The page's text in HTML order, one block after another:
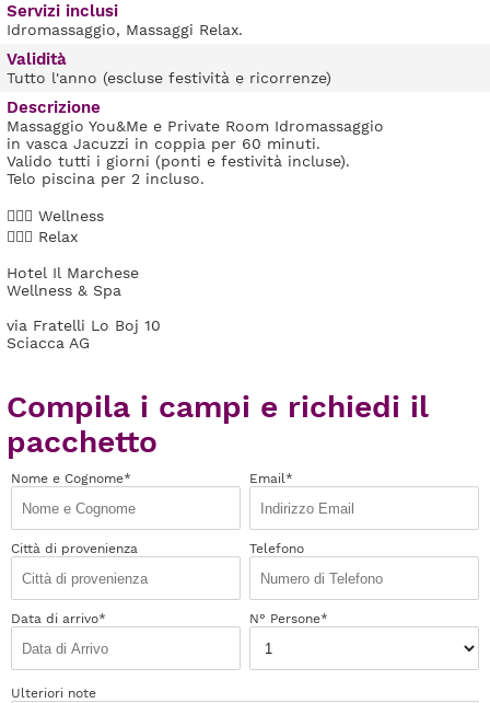
Servizi inclusi
Idromassaggio, Massaggi Relax.
Validità
Tutto l'anno (escluse festività e ricorrenze)
Descrizione
Massaggio You&Me e Private Room Idromassaggio
in vasca Jacuzzi in coppia per 60 minuti.
Valido tutti i giorni (ponti e festività incluse).
Telo piscina per 2 incluso.
💆🏻‍♀️ Wellness
🧘🏻‍♂️ Relax
Hotel Il Marchese
Wellness & Spa
via Fratelli Lo Boj 10
Sciacca AG
Compila i campi e richiedi il
pacchetto
Nome e Cognome* Email*
Città di provenienza Telefono
Data di arrivo* N° Persone*
Ulteriori note